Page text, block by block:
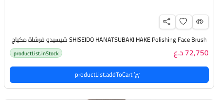
SHISEIDO HANATSUBAKI HAKE Polishing Face Brush شيسيدو فرشاة مكياج
72,750 د.ع productList.inStock
productList.addToCart